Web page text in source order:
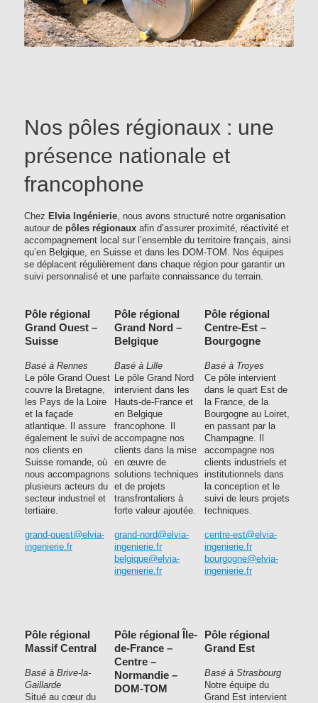
Nos pôles régionaux : une
présence nationale et
francophone
Chez Elvia Ingénierie, nous avons structuré notre organisation
autour de pôles régionaux afin d’assurer proximité, réactivité et
accompagnement local sur l’ensemble du territoire français, ainsi
qu’en Belgique, en Suisse et dans les DOM-TOM. Nos équipes
se déplacent régulièrement dans chaque région pour garantir un
suivi personnalisé et une parfaite connaissance du terrain.
Pôle régional
Grand Ouest –
Suisse
Basé à Rennes
Le pôle Grand Ouest
couvre la Bretagne,
les Pays de la Loire
et la façade
atlantique. Il assure
également le suivi de
nos clients en
Suisse romande, où
nous accompagnons
plusieurs acteurs du
secteur industriel et
tertiaire.
grand-ouest@elvia-
ingenierie.fr
Pôle régional
Grand Nord –
Belgique
Basé à Lille
Le pôle Grand Nord
intervient dans les
Hauts-de-France et
en Belgique
francophone. Il
accompagne nos
clients dans la mise
en œuvre de
solutions techniques
et de projets
transfrontaliers à
forte valeur ajoutée.
grand-nord@elvia-
ingenierie.fr
belgique@elvia-
ingenierie.fr
Pôle régional
Centre-Est –
Bourgogne
Basé à Troyes
Ce pôle intervient
dans le quart Est de
la France, de la
Bourgogne au Loiret,
en passant par la
Champagne. Il
accompagne nos
clients industriels et
institutionnels dans
la conception et le
suivi de leurs projets
techniques.
centre-est@elvia-
ingenierie.fr
bourgogne@elvia-
ingenierie.fr
Pôle régional
Massif Central
Basé à Brive-la-
Gaillarde
Situé au cœur du
Pôle régional Île-
de-France –
Centre –
Normandie –
DOM-TOM
Pôle régional
Grand Est
Basé à Strasbourg
Notre équipe du
Grand Est intervient